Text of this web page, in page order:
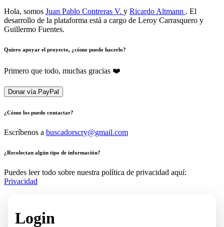
Hola, somos Juan Pablo Contreras V. y Ricardo Altmann . El
desarrollo de la plataforma está a cargo de Leroy Carrasquero y
Guillermo Fuentes.
Quiero apoyar el proyecto, ¿cómo puedo hacerlo?
Primero que todo, muchas gracias ❤️
Donar vía PayPal
¿Cómo los puedo contactar?
Escríbenos a buscadorscry@gmail.com
¿Recolectan algún tipo de información?
Puedes leer todo sobre nuestra política de privacidad aquí:
Privacidad
Login